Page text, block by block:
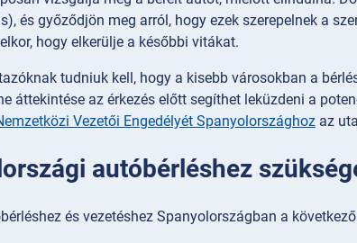
és győződjön meg arról, hogy ezek szerepelnek a
hogy elkerülje a későbbi vitákat.
tudniuk kell, hogy a kisebb városokban a
áttekintése az érkezés előtt segíthet leküzdeni a
Vezetői Engedélyét Spanyolországhoz az
autóbérléshez
és vezetéshez Spanyolországban a